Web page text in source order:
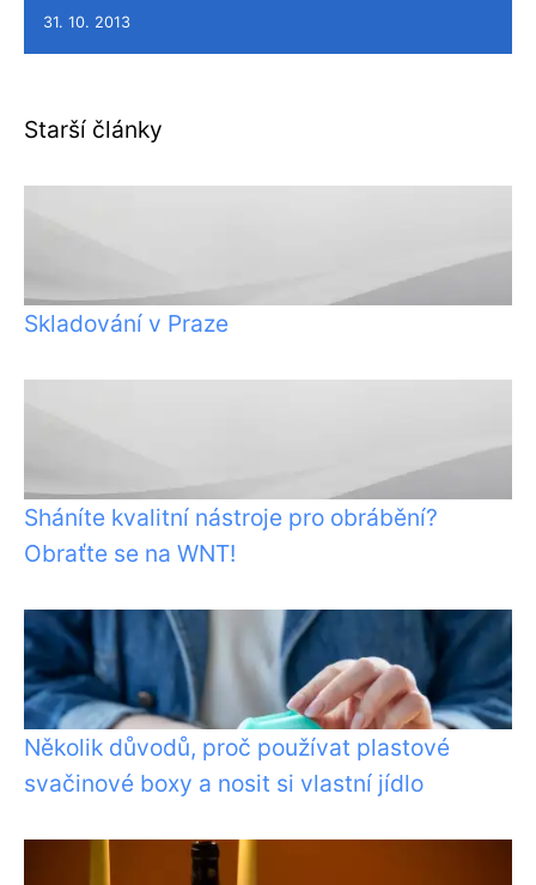
31. 10. 2013
Starší články
Skladování v Praze
Sháníte kvalitní nástroje pro obrábění?
Obraťte se na WNT!
Několik důvodů, proč používat plastové
svačinové boxy a nosit si vlastní jídlo